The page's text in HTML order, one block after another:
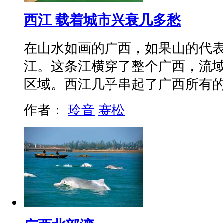
西江 载着城市兴衰几多愁
在山水如画的广西，如果山的代
江。这条江横穿了整个广西，流
区域。西江几乎串起了广西所
作者： 玲音 赛松